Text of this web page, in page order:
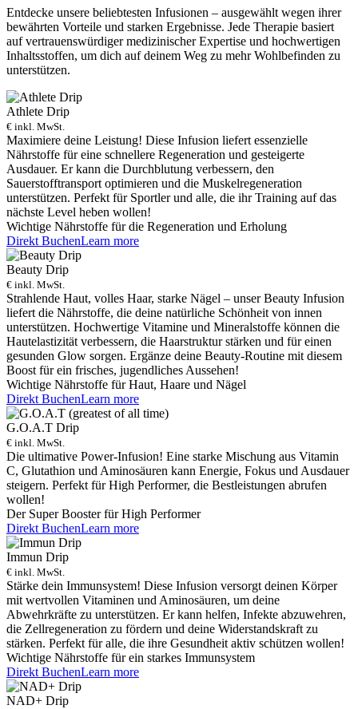
Entdecke unsere beliebtesten Infusionen – ausgewählt wegen ihrer
bewährten Vorteile und starken Ergebnisse. Jede Therapie basiert
auf vertrauenswürdiger medizinischer Expertise und hochwertigen
Inhaltsstoffen, um dich auf deinem Weg zu mehr Wohlbefinden zu
unterstützen.
Athlete Drip
€ inkl. MwSt.
Maximiere deine Leistung! Diese Infusion liefert essenzielle
Nährstoffe für eine schnellere Regeneration und gesteigerte
Ausdauer. Er kann die Durchblutung verbessern, den
Sauerstofftransport optimieren und die Muskelregeneration
unterstützen. Perfekt für Sportler und alle, die ihr Training auf das
nächste Level heben wollen!
Wichtige Nährstoffe für die Regeneration und Erholung
Direkt BuchenLearn more
Beauty Drip
€ inkl. MwSt.
Strahlende Haut, volles Haar, starke Nägel – unser Beauty Infusion
liefert die Nährstoffe, die deine natürliche Schönheit von innen
unterstützen. Hochwertige Vitamine und Mineralstoffe können die
Hautelastizität verbessern, die Haarstruktur stärken und für einen
gesunden Glow sorgen. Ergänze deine Beauty-Routine mit diesem
Boost für ein frisches, jugendliches Aussehen!
Wichtige Nährstoffe für Haut, Haare und Nägel
Direkt BuchenLearn more
G.O.A.T Drip
€ inkl. MwSt.
Die ultimative Power-Infusion! Eine starke Mischung aus Vitamin
C, Glutathion und Aminosäuren kann Energie, Fokus und Ausdauer
steigern. Perfekt für High Performer, die Bestleistungen abrufen
wollen!
Der Super Booster für High Performer
Direkt BuchenLearn more
Immun Drip
€ inkl. MwSt.
Stärke dein Immunsystem! Diese Infusion versorgt deinen Körper
mit wertvollen Vitaminen und Aminosäuren, um deine
Abwehrkräfte zu unterstützen. Er kann helfen, Infekte abzuwehren,
die Zellregeneration zu fördern und deine Widerstandskraft zu
stärken. Perfekt für alle, die ihre Gesundheit aktiv schützen wollen!
Wichtige Nährstoffe für ein starkes Immunsystem
Direkt BuchenLearn more
NAD+ Drip